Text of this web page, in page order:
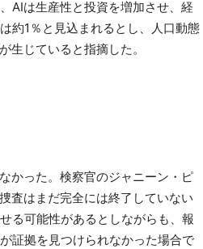
AIは生産性と投資を増加させ、経
約1％と見込まれるとし、人口動態
じていると指摘した。
かった。検察官のジャニーン・ピ
査はまだ完全には終了していない
る可能性があるとしながらも、報
証拠を見つけられなかった場合で